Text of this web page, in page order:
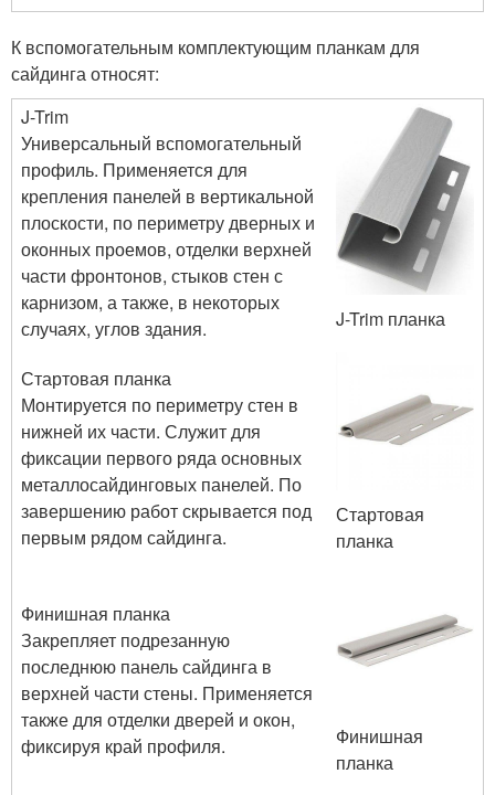
К вспомогательным комплектующим планкам для
сайдинга относят:
J-Trim
Универсальный вспомогательный
профиль. Применяется для
крепления панелей в вертикальной
плоскости, по периметру дверных и
оконных проемов, отделки верхней
части фронтонов, стыков стен с
карнизом, а также, в некоторых
случаях, углов здания.
J-Trim планка
Стартовая планка
Монтируется по периметру стен в
нижней их части. Служит для
фиксации первого ряда основных
металлосайдинговых панелей. По
завершению работ скрывается под
первым рядом сайдинга.
Стартовая
планка
Финишная планка
Закрепляет подрезанную
последнюю панель сайдинга в
верхней части стены. Применяется
также для отделки дверей и окон,
фиксируя край профиля.
Финишная
планка